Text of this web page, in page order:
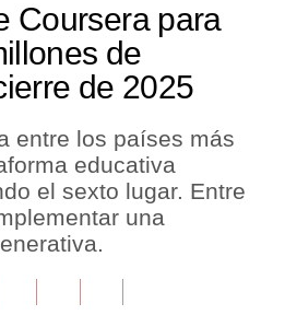
Coursera para
de
de 2025
entre los países más
educativa
el sexto lugar. Entre
una